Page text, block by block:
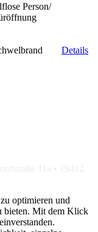
Person/
Details
optimieren und
bieten. Mit dem Klick